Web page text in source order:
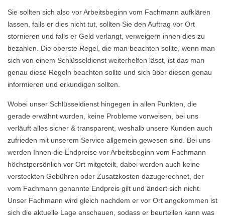
Sie sollten sich also vor Arbeitsbeginn vom Fachmann aufklären
lassen, falls er dies nicht tut, sollten Sie den Auftrag vor Ort
stornieren und falls er Geld verlangt, verweigern ihnen dies zu
bezahlen. Die oberste Regel, die man beachten sollte, wenn man
sich von einem Schlüsseldienst weiterhelfen lässt, ist das man
genau diese Regeln beachten sollte und sich über diesen genau
informieren und erkundigen sollten.
Wobei unser Schlüsseldienst hingegen in allen Punkten, die
gerade erwähnt wurden, keine Probleme vorweisen, bei uns
verläuft alles sicher & transparent, weshalb unsere Kunden auch
zufrieden mit unserem Service allgemein gewesen sind. Bei uns
werden Ihnen die Endpreise vor Arbeitsbeginn vom Fachmann
höchstpersönlich vor Ort mitgeteilt, dabei werden auch keine
versteckten Gebühren oder Zusatzkosten dazugerechnet, der
vom Fachmann genannte Endpreis gilt und ändert sich nicht.
Unser Fachmann wird gleich nachdem er vor Ort angekommen ist
sich die aktuelle Lage anschauen, sodass er beurteilen kann was